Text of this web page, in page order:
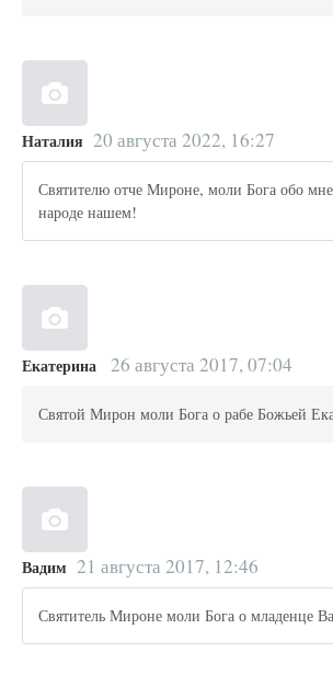
Наталия 20 августа 2022, 16:27
Святителю отче Мироне, моли Бога обо
народе нашем!
Екатерина 26 августа 2017, 07:04
Святой Мирон моли Бога о рабе Божьей
Вадим 21 августа 2017, 12:46
Святитель Мироне моли Бога о младенце